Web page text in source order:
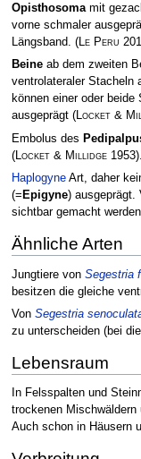
Opisthosomamit
vorne schmaler
Längsband. (Le Peru
Beineab dem zweiten
ventrolateraler Stacheln
können einer oder beide
ausgeprägt (Locket &
Embolus des
(Locket & Millidge1953).
HaplogyneArt, daher
(= Epigyne) ausgeprägt.
sichtbar gemacht
Ähnliche Arten
Jungtiere von Segestria
besitzen die gleiche
Von Segestria
zu unterscheiden (bei
Lebensraum
In Felsspalten und
trockenen Mischwäldern
Auch schon in Häusern